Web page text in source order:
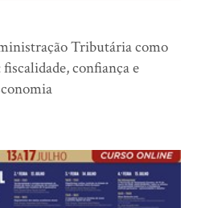
Tributária como
confiança e